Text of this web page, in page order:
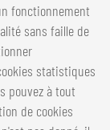
fonctionnement
sans faille de
statistiques
pouvez à tout
de cookies